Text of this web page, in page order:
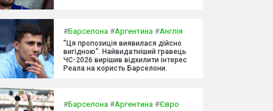
#Барселона #Аргентина #Англія
"Ця пропозиція виявилася дійсно
вигідною". Найвидатніший гравець
ЧС-2026 вирішив відхилити інтерес
Реала на користь Барселони.
#Барселона #Аргентина #Євро